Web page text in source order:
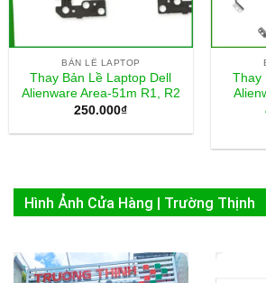
BẢN LỀ LAPTOP
Thay Bản Lề Laptop Dell
Alienware Area-51m R1, R2
250.000₫
Thay
Hình Ảnh Cửa Hàng | Trường Thịnh